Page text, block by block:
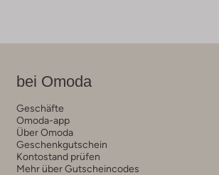
bei Omoda
Geschäfte
Omoda-app
Über Omoda
Geschenkgutschein
Kontostand prüfen
Mehr über Gutscheincodes